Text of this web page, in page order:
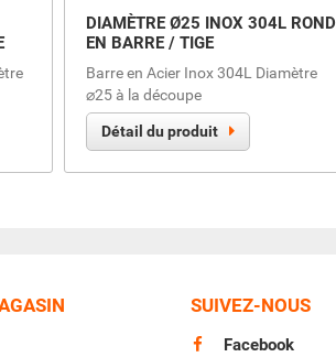
DIAMÈTRE Ø25 INOX 304L ROND
EN BARRE / TIGE
Barre en Acier Inox 304L Diamètre
⌀25 à la découpe
Détail du produit
SUIVEZ-NOUS
Facebook